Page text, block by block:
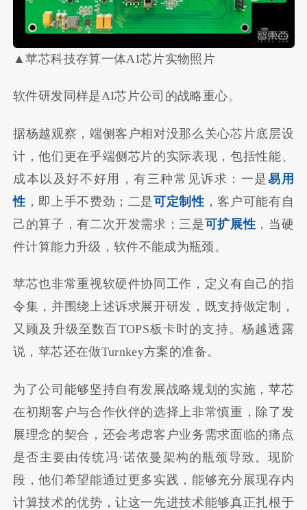
▲苹芯科技存算一体AI芯片实物照片
软件研发同样是AI芯片公司的战略重心。
据杨越观察，端侧客户相对没那么关心芯片底层设
计，他们更在乎端侧芯片的实际表现，包括性能、
成本以及好不好用，有三种常见诉求：一是易用
性 ，即上手不费劲；二是可定制性 ，客户可能有自
己的算子，有二次开发需求；三是可扩展性 ，当硬
件计算能力升级，软件不能成为瓶颈。
苹芯也非常重视软硬件协同工作，定义有自己的指
令集，并围绕上述诉求展开研发，既支持做定制，
又顾及升级至数百TOPS板卡时的支持。杨越透露
说，苹芯还在做Turnkey方案的准备。
为了公司能够坚持自有发展战略规划的实施，苹芯
在初期客户与合作伙伴的选择上非常慎重，除了发
展理念的契合，还会考虑客户业务需求面临的痛点
是否主要由传统冯·诺依曼架构的瓶颈导致。现阶
段，他们希望能通过更多实践，能够充分展现存内
计算技术的优势，让这一先进技术能够真正扎根于